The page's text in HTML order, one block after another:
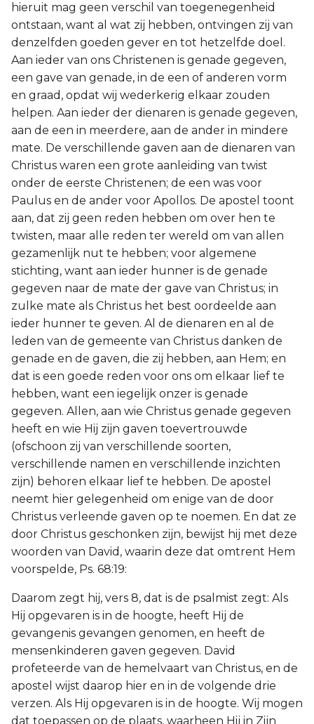
hieruit mag geen verschil van toegenegenheid
ontstaan, want al wat zij hebben, ontvingen zij van
denzelfden goeden gever en tot hetzelfde doel.
Aan ieder van ons Christenen is genade gegeven,
een gave van genade, in de een of anderen vorm
en graad, opdat wij wederkerig elkaar zouden
helpen. Aan ieder der dienaren is genade gegeven,
aan de een in meerdere, aan de ander in mindere
mate. De verschillende gaven aan de dienaren van
Christus waren een grote aanleiding van twist
onder de eerste Christenen; de een was voor
Paulus en de ander voor Apollos. De apostel toont
aan, dat zij geen reden hebben om over hen te
twisten, maar alle reden ter wereld om van allen
gezamenlijk nut te hebben; voor algemene
stichting, want aan ieder hunner is de genade
gegeven naar de mate der gave van Christus; in
zulke mate als Christus het best oordeelde aan
ieder hunner te geven. Al de dienaren en al de
leden van de gemeente van Christus danken de
genade en de gaven, die zij hebben, aan Hem; en
dat is een goede reden voor ons om elkaar lief te
hebben, want een iegelijk onzer is genade
gegeven. Allen, aan wie Christus genade gegeven
heeft en wie Hij zijn gaven toevertrouwde
(ofschoon zij van verschillende soorten,
verschillende namen en verschillende inzichten
zijn) behoren elkaar lief te hebben. De apostel
neemt hier gelegenheid om enige van de door
Christus verleende gaven op te noemen. En dat ze
door Christus geschonken zijn, bewijst hij met deze
woorden van David, waarin deze dat omtrent Hem
voorspelde, Ps. 68:19:
Daarom zegt hij, vers 8, dat is de psalmist zegt: Als
Hij opgevaren is in de hoogte, heeft Hij de
gevangenis gevangen genomen, en heeft de
mensenkinderen gaven gegeven. David
profeteerde van de hemelvaart van Christus, en de
apostel wijst daarop hier en in de volgende drie
verzen. Als Hij opgevaren is in de hoogte. Wij mogen
dat toepassen op de plaats, waarheen Hij in Zijn